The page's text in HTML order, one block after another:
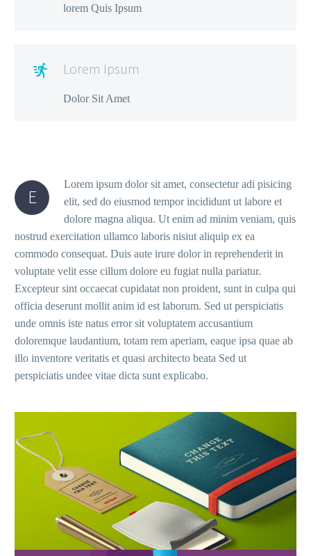
lorem Quis Ipsum
 Lorem Ipsum
Dolor Sit Amet
E
Lorem ipsum dolor sit amet, consectetur adi pisicing
elit, sed do eiusmod tempor incididunt ut labore et
dolore magna aliqua. Ut enim ad minim veniam, quis
nostrud exercitation ullamco laboris nisiut aliquip ex ea
commodo consequat. Duis aute irure dolor in reprehenderit in
voluptate velit esse cillum dolore eu fugiat nulla pariatur.
Excepteur sint occaecat cupidatat non proident, sunt in culpa qui
officia deserunt mollit anim id est laborum. Sed ut perspiciatis
unde omnis iste natus error sit voluptatem accusantium
doloremque laudantium, totam rem aperiam, eaque ipsa quae ab
illo inventore veritatis et quasi architecto beata Sed ut
perspiciatis undee vitae dicta sunt explicabo.